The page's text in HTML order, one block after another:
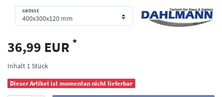
GRÖSSE
36,99 EUR *
Inhalt 1Stück
Dieser Artikel ist momentan nicht lieferbar